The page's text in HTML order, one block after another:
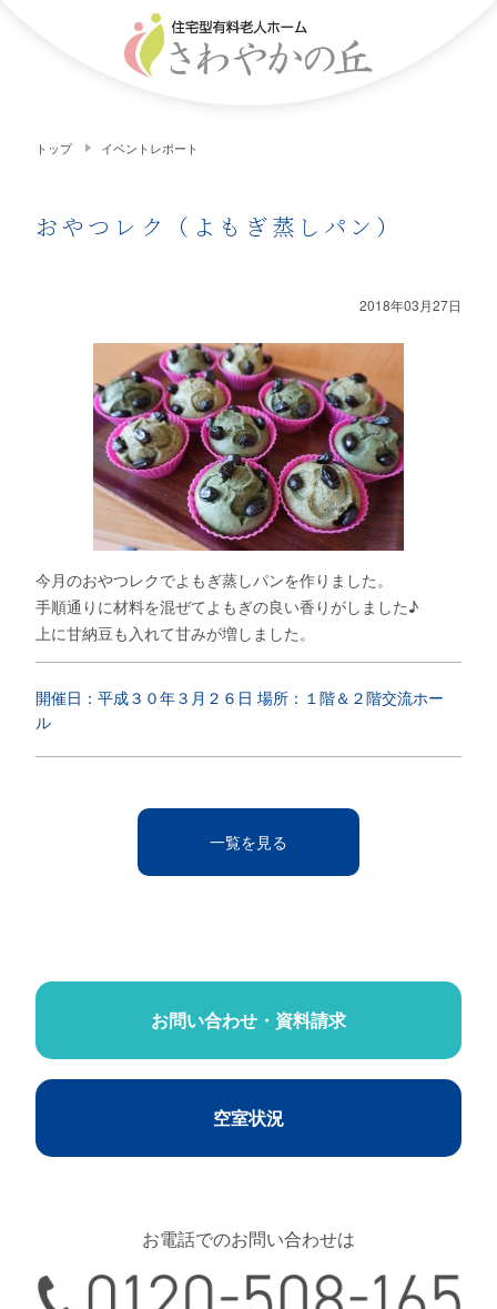
トップ イベントレポート
おやつレク（よもぎ蒸しパン）
2018年03月27日
今月のおやつレクでよもぎ蒸しパンを作りました。
手順通りに材料を混ぜてよもぎの良い香りがしました♪
上に甘納豆も入れて甘みが増しました。
開催日：平成３０年３月２６日 場所：１階＆２階交流ホー
ル
一覧を見る
お問い合わせ・資料請求
空室状況
お電話でのお問い合わせは
0120-508-165